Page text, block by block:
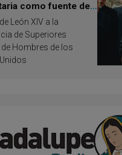
como fuente de
y santificación
León XIV a la
de Superiores
Hombres de los